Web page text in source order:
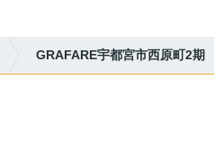
GRAFARE宇都宮市西原町2期